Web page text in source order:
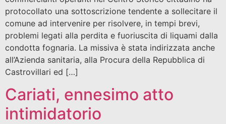
protocollato una sottoscrizione tendente a sollecitare il
comune ad intervenire per risolvere, in tempi brevi,
problemi legati alla perdita e fuoriuscita di liquami dalla
condotta fognaria. La missiva è stata indirizzata anche
all’Azienda sanitaria, alla Procura della Repubblica di
Castrovillari ed […]
Cariati, ennesimo atto
intimidatorio